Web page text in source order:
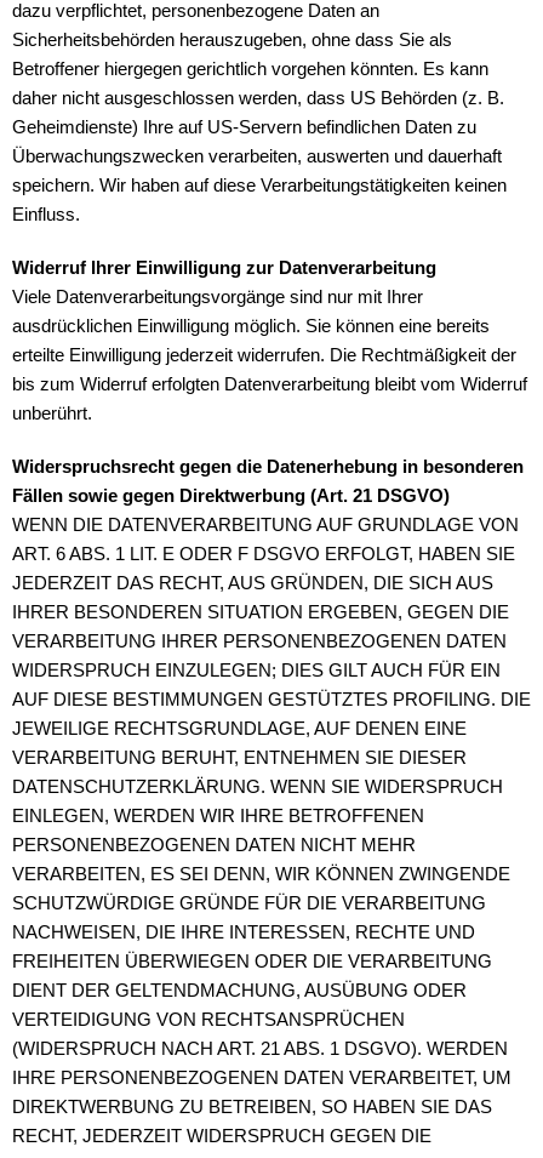
dazu verpflichtet, personenbezogene Daten an
Sicherheitsbehörden herauszugeben, ohne dass Sie als
Betroffener hiergegen gerichtlich vorgehen könnten. Es kann
daher nicht ausgeschlossen werden, dass US Behörden (z. B.
Geheimdienste) Ihre auf US-Servern befindlichen Daten zu
Überwachungszwecken verarbeiten, auswerten und dauerhaft
speichern. Wir haben auf diese Verarbeitungstätigkeiten keinen
Einfluss.
Widerruf Ihrer Einwilligung zur Datenverarbeitung
Viele Datenverarbeitungsvorgänge sind nur mit Ihrer
ausdrücklichen Einwilligung möglich. Sie können eine bereits
erteilte Einwilligung jederzeit widerrufen. Die Rechtmäßigkeit der
bis zum Widerruf erfolgten Datenverarbeitung bleibt vom Widerruf
unberührt.
Widerspruchsrecht gegen die Datenerhebung in besonderen
Fällen sowie gegen Direktwerbung (Art. 21 DSGVO)
WENN DIE DATENVERARBEITUNG AUF GRUNDLAGE VON
ART. 6 ABS. 1 LIT. E ODER F DSGVO ERFOLGT, HABEN SIE
JEDERZEIT DAS RECHT, AUS GRÜNDEN, DIE SICH AUS
IHRER BESONDEREN SITUATION ERGEBEN, GEGEN DIE
VERARBEITUNG IHRER PERSONENBEZOGENEN DATEN
WIDERSPRUCH EINZULEGEN; DIES GILT AUCH FÜR EIN
AUF DIESE BESTIMMUNGEN GESTÜTZTES PROFILING. DIE
JEWEILIGE RECHTSGRUNDLAGE, AUF DENEN EINE
VERARBEITUNG BERUHT, ENTNEHMEN SIE DIESER
DATENSCHUTZERKLÄRUNG. WENN SIE WIDERSPRUCH
EINLEGEN, WERDEN WIR IHRE BETROFFENEN
PERSONENBEZOGENEN DATEN NICHT MEHR
VERARBEITEN, ES SEI DENN, WIR KÖNNEN ZWINGENDE
SCHUTZWÜRDIGE GRÜNDE FÜR DIE VERARBEITUNG
NACHWEISEN, DIE IHRE INTERESSEN, RECHTE UND
FREIHEITEN ÜBERWIEGEN ODER DIE VERARBEITUNG
DIENT DER GELTENDMACHUNG, AUSÜBUNG ODER
VERTEIDIGUNG VON RECHTSANSPRÜCHEN
(WIDERSPRUCH NACH ART. 21 ABS. 1 DSGVO). WERDEN
IHRE PERSONENBEZOGENEN DATEN VERARBEITET, UM
DIREKTWERBUNG ZU BETREIBEN, SO HABEN SIE DAS
RECHT, JEDERZEIT WIDERSPRUCH GEGEN DIE